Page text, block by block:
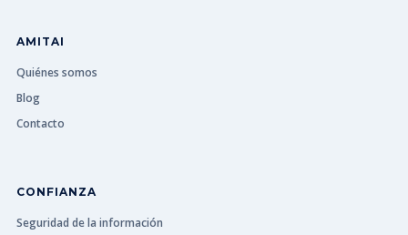
AMITAI
Quiénes somos
Blog
Contacto
CONFIANZA
Seguridad de la información